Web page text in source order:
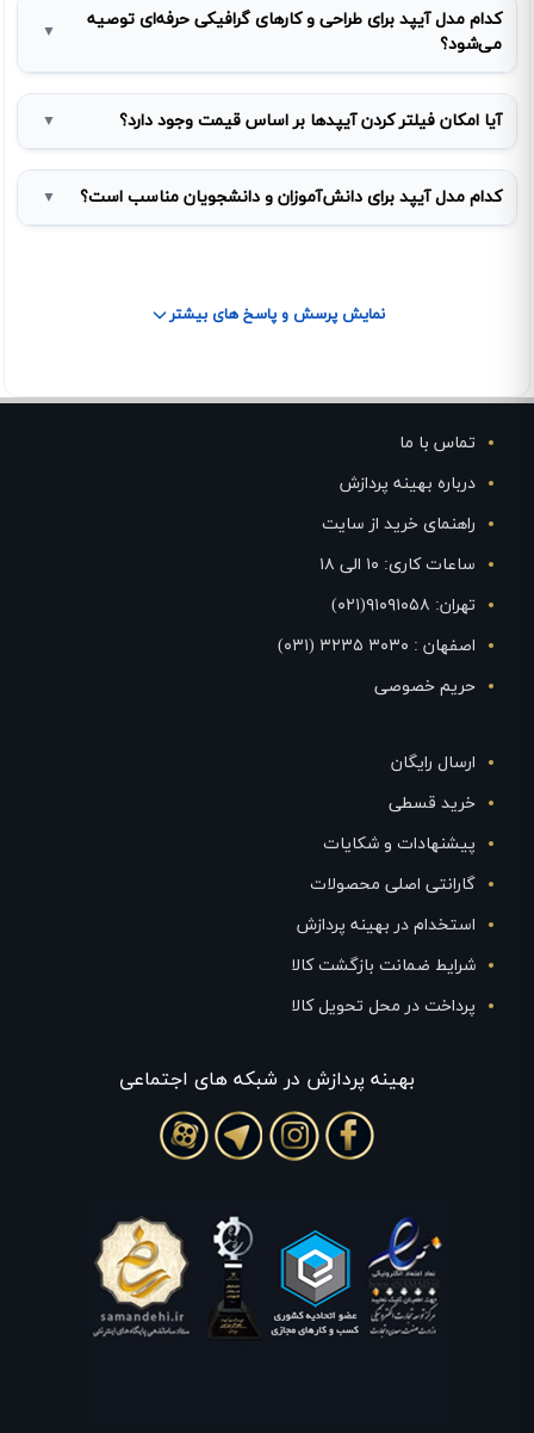
کدام مدل آیپد برای طراحی و کارهای گرافیکی حرفه‌ای توصیه
می‌شود؟
▼
آیا امکان فیلتر کردن آیپدها بر اساس قیمت وجود دارد؟ ▼
کدام مدل آیپد برای دانش‌آموزان و دانشجویان مناسب است؟ ▼
نمایش پرسش و پاسخ های بیشتر
تماس با ما
درباره بهینه پردازش
راهنمای خرید از سایت
ساعات کاری: ۱۰ الی ۱۸
تهران: ۹۱۰۹۱۰۵۸(۰۲۱)
اصفهان : ۳۰۳۰ ۳۲۳۵ (۰۳۱)
حریم خصوصی
ارسال رایگان
خرید قسطی
پیشنهادات و شکایات
گارانتی اصلی محصولات
استخدام در بهینه پردازش
شرایط ضمانت بازگشت کالا
پرداخت در محل تحویل کالا
بهينه پردازش در شبکه های اجتماعی